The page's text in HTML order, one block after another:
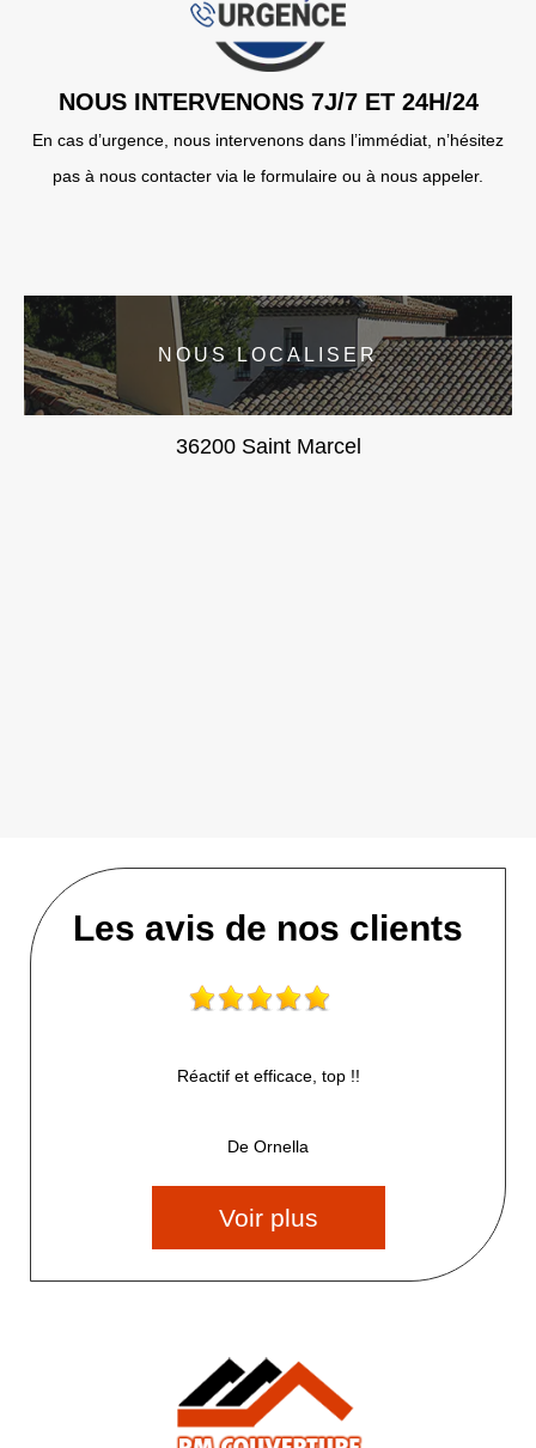
NOUS INTERVENONS 7J/7 ET 24H/24
En cas d’urgence, nous intervenons dans l’immédiat, n’hésitez
pas à nous contacter via le formulaire ou à nous appeler.
NOUS LOCALISER
36200 Saint Marcel
Les avis de nos clients
Réactif et efficace, top !!
De Ornella
Voir plus